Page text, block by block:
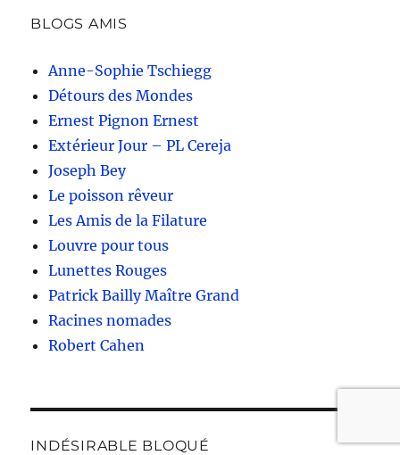
BLOGS AMIS
Anne-Sophie Tschiegg
Détours des Mondes
Ernest Pignon Ernest
Extérieur Jour – PL Cereja
Joseph Bey
Le poisson rêveur
Les Amis de la Filature
Louvre pour tous
Lunettes Rouges
Patrick Bailly Maître Grand
Racines nomades
Robert Cahen
INDÉSIRABLE BLOQUÉ